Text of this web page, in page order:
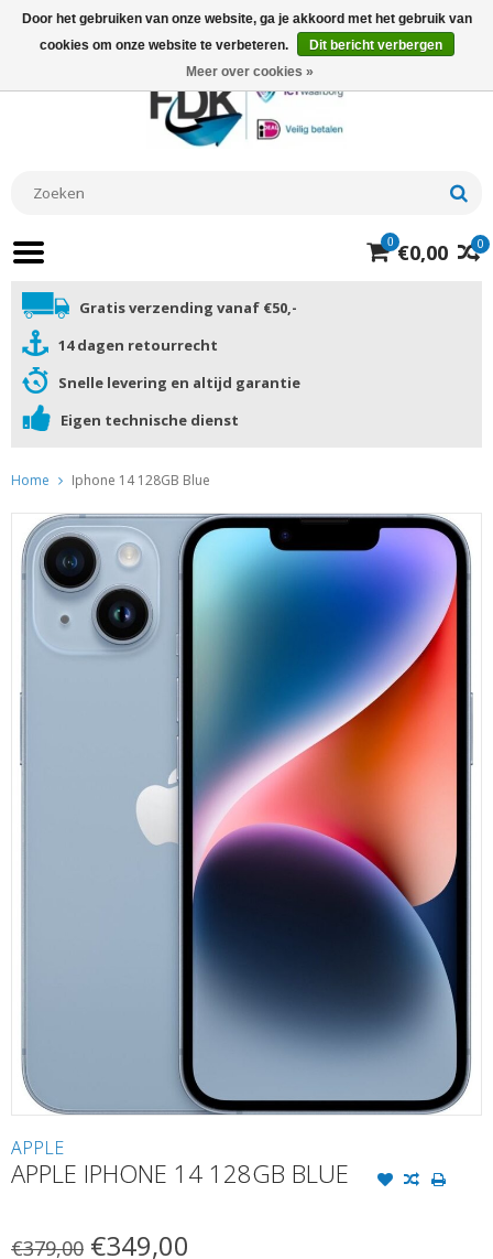
0
0 €0,00
Gratis verzending vanaf €50,-
14 dagen retourrecht
Snelle levering en altijd garantie
Eigen technische dienst
Home Iphone 14 128GB Blue
APPLE
APPLE IPHONE 14 128GB BLUE
€379,00 €349,00
Door het gebruiken van onze website, ga je akkoord met het gebruik van
cookies om onze website te verbeteren.
Dit bericht verbergen
Meer over cookies »